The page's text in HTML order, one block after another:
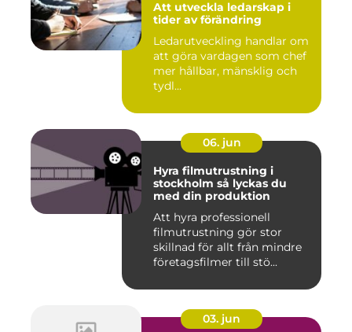
Att utveckla ledarskap i
tider av förändring
Ledarutveckling handlar om
att göra vardagen som chef
mer hållbar, mänsklig och
tydl...
06. jun
Hyra filmutrustning i
stockholm så lyckas du
med din produktion
Att hyra professionell
filmutrustning gör stor
skillnad för allt från mindre
företagsfilmer till stö...
03. jun